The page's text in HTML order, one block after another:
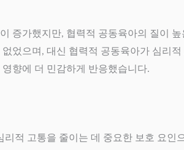
증가했지만, 협력적 공동육아의 질이
었으며, 대신 협력적 공동육아가 심리
향에 더 민감하게 반응했습니다.
적 고통을 줄이는 데 중요한 보호 요인